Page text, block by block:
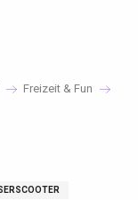
Freizeit & Fun